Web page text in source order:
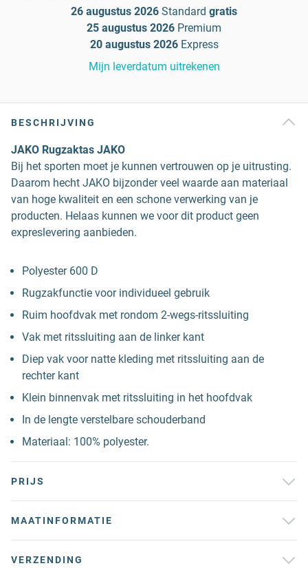
26 augustus 2026 Standard gratis
25 augustus 2026 Premium
20 augustus 2026 Express
Mijn leverdatum uitrekenen
BESCHRIJVING
JAKO Rugzaktas JAKO
Bij het sporten moet je kunnen vertrouwen op je uitrusting.
Daarom hecht JAKO bijzonder veel waarde aan materiaal
van hoge kwaliteit en een schone verwerking van je
producten. Helaas kunnen we voor dit product geen
expreslevering aanbieden.
Polyester 600 D
Rugzakfunctie voor individueel gebruik
Ruim hoofdvak met rondom 2-wegs-ritssluiting
Vak met ritssluiting aan de linker kant
Diep vak voor natte kleding met ritssluiting aan de
rechter kant
Klein binnenvak met ritssluiting in het hoofdvak
In de lengte verstelbare schouderband
Materiaal: 100% polyester.
PRIJS
MAATINFORMATIE
VERZENDING